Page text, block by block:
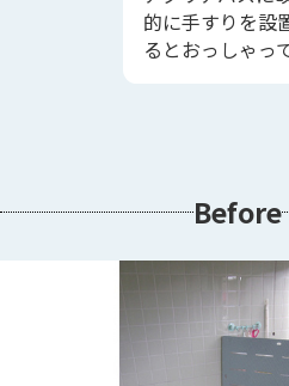
的に手すりを設
るとおっしゃっ
Before